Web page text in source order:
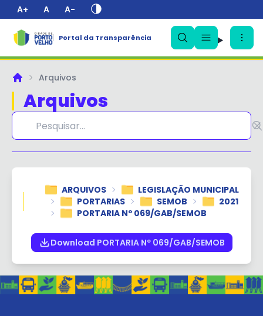
A+ A A-
Portal da Transparência
PrincipalArquivos
Arquivos
ARQUIVOS
LEGISLAÇÃO MUNICIPAL
PORTARIAS
SEMOB
2021
PORTARIA Nº 069/GAB/SEMOB
Download PORTARIA Nº 069/GAB/SEMOB
✕